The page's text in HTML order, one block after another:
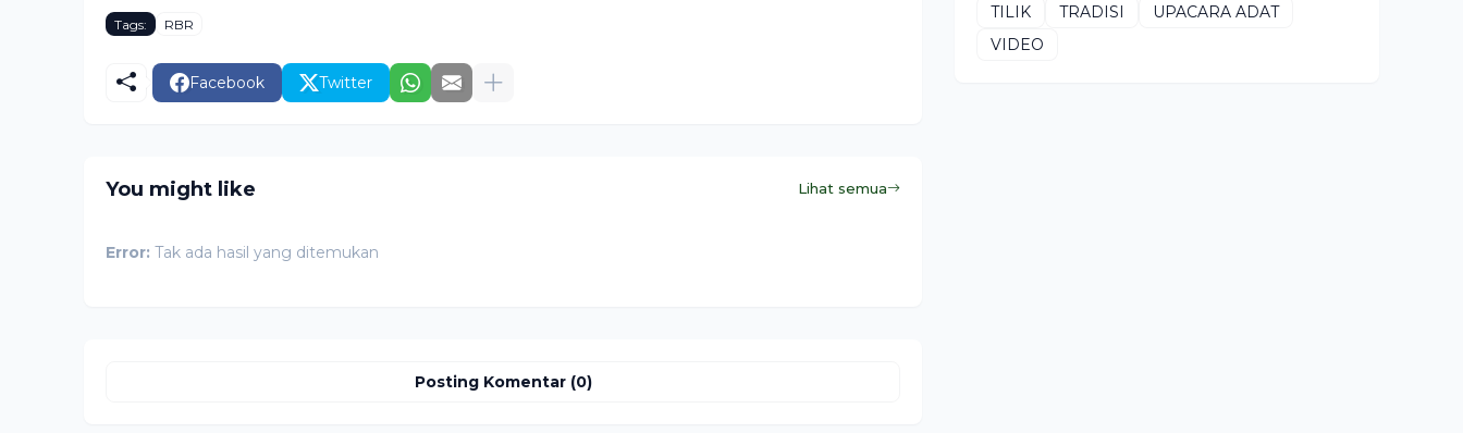
Tags: RBR
Facebook Twitter
You might like Lihat semua
Error: Tak ada hasil yang ditemukan
Posting Komentar (0)
TILIK
TRADISI
UPACARA ADAT
VIDEO